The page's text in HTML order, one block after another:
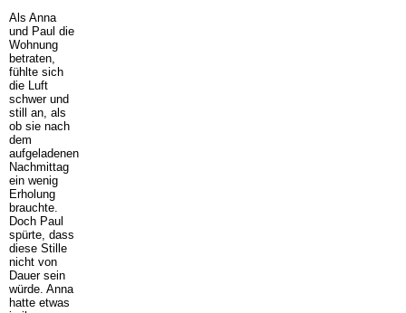
Als Anna
und Paul die
Wohnung
betraten,
fühlte sich
die Luft
schwer und
still an, als
ob sie nach
dem
aufgeladenen
Nachmittag
ein wenig
Erholung
brauchte.
Doch Paul
spürte, dass
diese Stille
nicht von
Dauer sein
würde. Anna
hatte etwas